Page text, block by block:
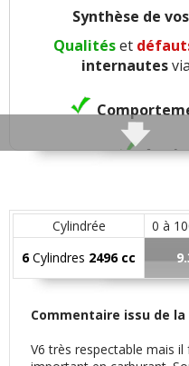
Synthèse de
Qualitéset
internautes
Confort
Finition /
Cylindrée 0 à
6Cylindres 2496 cc
Commentaire issu de
V6 très respectable mais